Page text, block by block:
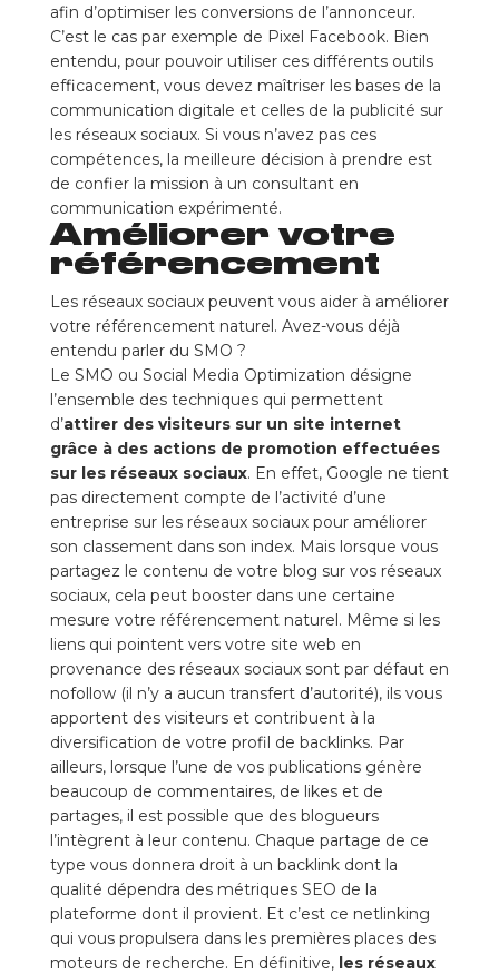
afin d’optimiser les conversions de l’annonceur.
C’est le cas par exemple de Pixel Facebook. Bien
entendu, pour pouvoir utiliser ces différents outils
efficacement, vous devez maîtriser les bases de la
communication digitale et celles de la publicité sur
les réseaux sociaux. Si vous n’avez pas ces
compétences, la meilleure décision à prendre est
de confier la mission à un consultant en
communication expérimenté.
Améliorer votre
référencement
Les réseaux sociaux peuvent vous aider à améliorer
votre référencement naturel. Avez-vous déjà
entendu parler du SMO ?
Le SMO ou Social Media Optimization désigne
l’ensemble des techniques qui permettent
d’attirer des visiteurs sur un site internet
grâce à des actions de promotion effectuées
sur les réseaux sociaux. En effet, Google ne tient
pas directement compte de l’activité d’une
entreprise sur les réseaux sociaux pour améliorer
son classement dans son index. Mais lorsque vous
partagez le contenu de votre blog sur vos réseaux
sociaux, cela peut booster dans une certaine
mesure votre référencement naturel. Même si les
liens qui pointent vers votre site web en
provenance des réseaux sociaux sont par défaut en
nofollow (il n’y a aucun transfert d’autorité), ils vous
apportent des visiteurs et contribuent à la
diversification de votre profil de backlinks. Par
ailleurs, lorsque l’une de vos publications génère
beaucoup de commentaires, de likes et de
partages, il est possible que des blogueurs
l’intègrent à leur contenu. Chaque partage de ce
type vous donnera droit à un backlink dont la
qualité dépendra des métriques SEO de la
plateforme dont il provient. Et c’est ce netlinking
qui vous propulsera dans les premières places des
moteurs de recherche. En définitive, les réseaux